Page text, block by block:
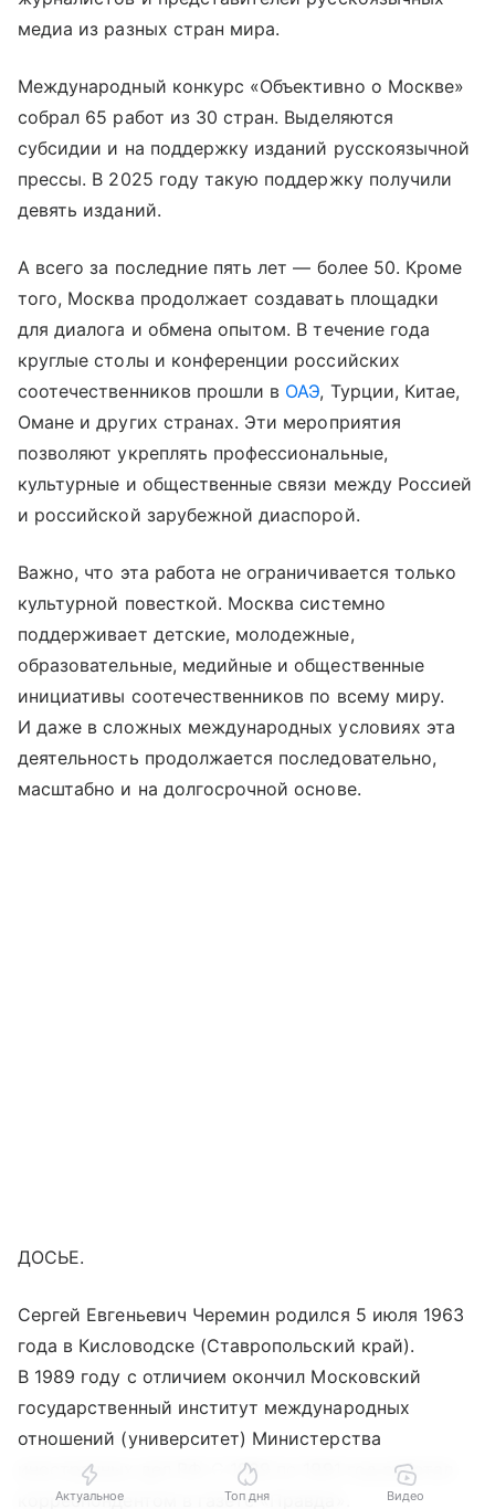
медиа из разных стран мира.
Международный конкурс «Объективно о Москве»
собрал 65 работ из 30 стран. Выделяются
субсидии и на поддержку изданий русскоязычной
прессы. В 2025 году такую поддержку получили
девять изданий.
А всего за последние пять лет — более 50. Кроме
того, Москва продолжает создавать площадки
для диалога и обмена опытом. В течение года
круглые столы и конференции российских
соотечественников прошли в ОАЭ, Турции, Китае,
Омане и других странах. Эти мероприятия
позволяют укреплять профессиональные,
культурные и общественные связи между Россией
и российской зарубежной диаспорой.
Важно, что эта работа не ограничивается только
культурной повесткой. Москва системно
поддерживает детские, молодежные,
образовательные, медийные и общественные
инициативы соотечественников по всему миру.
И даже в сложных международных условиях эта
деятельность продолжается последовательно,
масштабно и на долгосрочной основе.
ДОСЬЕ.
Сергей Евгеньевич Черемин родился 5 июля 1963
года в Кисловодске (Ставропольский край).
В 1989 году с отличием окончил Московский
государственный институт международных
отношений (университет) Министерства
иностранных дел РФ. С 1989 по 1991 год работал
корреспондентом в газете «Правда».
Актуальное Топ дня Видео